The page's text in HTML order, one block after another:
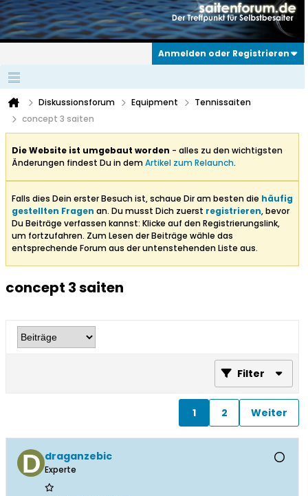
Anmelden oder Registrieren
Diskussionsforum Equipment
Tennissaiten
concept 3 saiten
Die Website ist umgebaut worden - alles zu den wichtigsten
Änderungen findest Du in demArtikel zum Relaunch.
Falls dies Dein erster Besuch ist, schaue Dir am besten die häufig
gestellten Fragen an. Du musst Dich zuerst registrieren, bevor
Du Beiträge verfassen kannst: Klicke auf den Registrierungslink,
um fortzufahren. Zum Lesen der Beiträge wähle das
entsprechende Forum aus der untenstehenden Liste aus.
concept 3 saiten
Filter
1 2 Weiter
draganzebic
Experte